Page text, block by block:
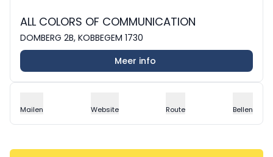
ALL COLORS OF COMMUNICATION
DOMBERG 2B, KOBBEGEM 1730
Meer info
Mailen Website Route Bellen